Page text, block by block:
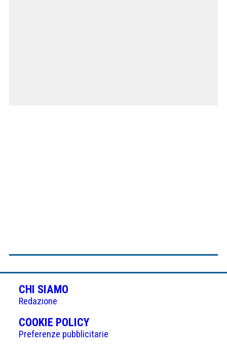
CHI SIAMO
Redazione
COOKIE POLICY(APRE
IN
Preferenze pubblicitarie